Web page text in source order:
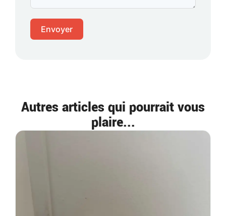
Envoyer
Autres articles qui pourrait vous
plaire...